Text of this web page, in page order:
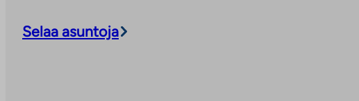
Selaa asuntoja